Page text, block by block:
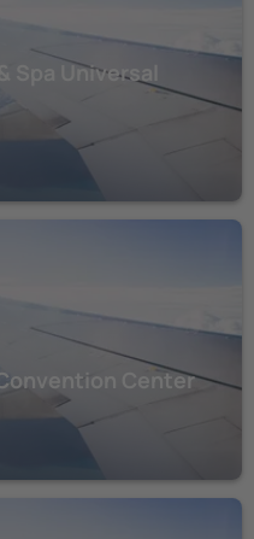
Universal
Center